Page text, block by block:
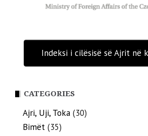
Indeksi i cilësisë së Ajrit në
CATEGORIES
Ajri, Uji, Toka (30)
Bimët (35)